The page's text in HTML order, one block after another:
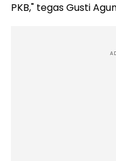
PKB," tegas Gusti